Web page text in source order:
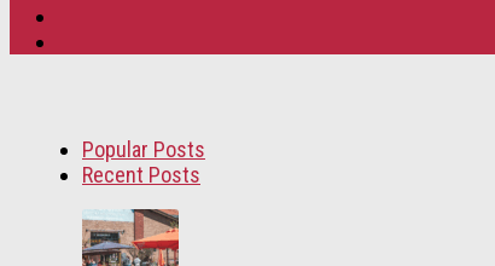
Popular Posts
Recent Posts